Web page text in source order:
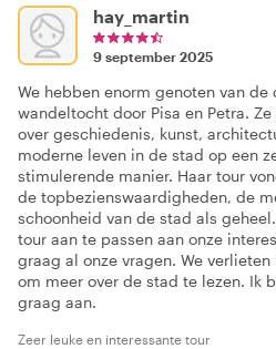
hay_martin
9 september 2025
We hebben enorm genoten van de
wandeltocht door Pisa en Petra.
over geschiedenis, kunst,
moderne leven in de stad op een
stimulerende manier. Haar tour
de topbezienswaardigheden, de
schoonheid van de stad als
tour aan te passen aan onze
graag al onze vragen. We
om meer over de stad te lezen. Ik
graag aan.
Zeer leuke en interessante tour